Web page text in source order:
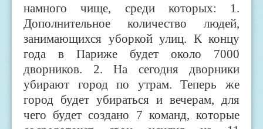
намного чище, среди которых: 1.
Дополнительное количество людей,
занимающихся уборкой улиц. К концу
года в Париже будет около 7000
дворников. 2. На сегодня дворники
убирают город по утрам. Теперь же
город будет убираться и вечерам, для
чего будет создано 7 команд, которые